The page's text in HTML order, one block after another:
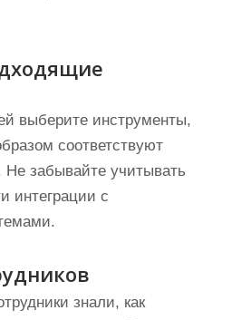
выберите инструменты,
соответствуют
забывайте учитывать
интеграции с
знали, как